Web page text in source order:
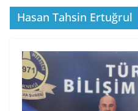
Hasan Tahsin Ertuğrul